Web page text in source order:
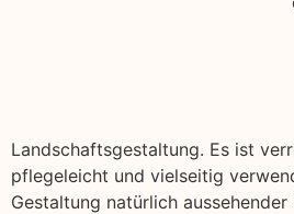
Landschaftsgestaltung. Es ist
pflegeleicht und vielseitig
Gestaltung natürlich aussehender